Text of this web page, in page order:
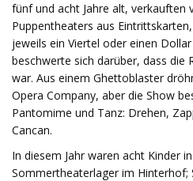
fünf und acht Jahre alt, verkauften
Puppentheaters aus
jeweils ein Viertel oder einen
beschwerte sich darüber, dass die
war. Aus einem Ghettoblaster
Opera Company, aber die Show
Pantomime und Tanz: Drehen,
Cancan.
In diesem Jahr waren acht Kinder
Sommertheaterlager im Hinterhof;